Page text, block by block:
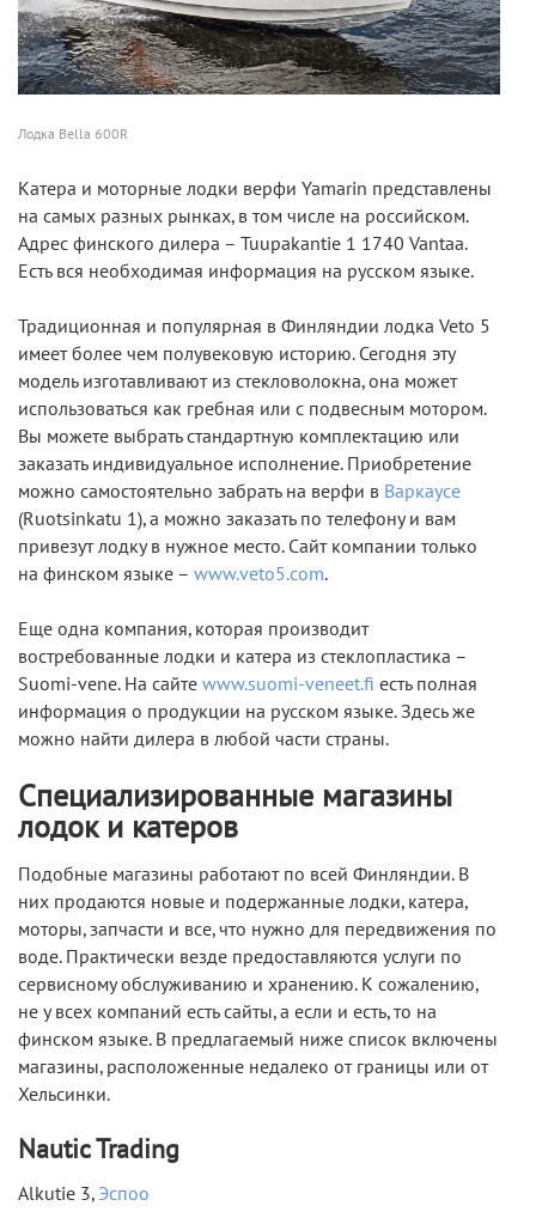
Лодка Bella 600R
Катера и моторные лодки верфи Yamarin представлены
на самых разных рынках, в том числе на российском.
Адрес финского дилера – Tuupakantie 1 1740 Vantaa.
Есть вся необходимая информация на русском языке.
Традиционная и популярная в Финляндии лодка Veto 5
имеет более чем полувековую историю. Сегодня эту
модель изготавливают из стекловолокна, она может
использоваться как гребная или с подвесным мотором.
Вы можете выбрать стандартную комплектацию или
заказать индивидуальное исполнение. Приобретение
можно самостоятельно забрать на верфи в Варкаусе
(Ruotsinkatu 1), а можно заказать по телефону и вам
привезут лодку в нужное место. Сайт компании только
на финском языке – www.veto5.com.
Еще одна компания, которая производит
востребованные лодки и катера из стеклопластика –
Suomi-vene. На сайте www.suomi-veneet.fi есть полная
информация о продукции на русском языке. Здесь же
можно найти дилера в любой части страны.
Специализированные магазины
лодок и катеров
Подобные магазины работают по всей Финляндии. В
них продаются новые и подержанные лодки, катера,
моторы, запчасти и все, что нужно для передвижения по
воде. Практически везде предоставляются услуги по
сервисному обслуживанию и хранению. К сожалению,
не у всех компаний есть сайты, а если и есть, то на
финском языке. В предлагаемый ниже список включены
магазины, расположенные недалеко от границы или от
Хельсинки.
Nautic Trading
Alkutie 3, Эспоо